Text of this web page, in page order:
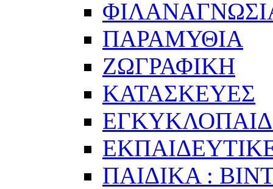
ΠΑΡΑΜΥΘΙΑ
ΖΩΓΡΑΦΙΚΗ
ΚΑΤΑΣΚΕΥΕΣ
ΠΑΙΔΙΚΑ :